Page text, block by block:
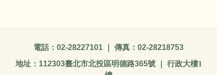
電話： 02-28227101 ｜ 傳真： 02-28218753
地址： 112303臺北市北投區明德路365號 ｜ 行政大樓1